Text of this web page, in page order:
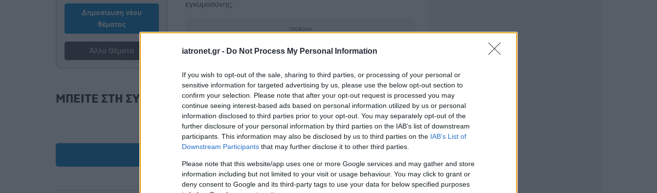
iatronet.gr - Do Not Process My Personal Information
If you wish to opt-out of the sale, sharing to third parties, or processing of your personal or
sensitive information for targeted advertising by us, please use the below opt-out section to
confirm your selection. Please note that after your opt-out request is processed you may
continue seeing interest-based ads based on personal information utilized by us or personal
information disclosed to third parties prior to your opt-out. You may separately opt-out of the
further disclosure of your personal information by third parties on the IAB’s list of downstream
participants. This information may also be disclosed by us to third parties on the IAB’s List of
Downstream Participants that may further disclose it to other third parties.
Please note that this website/app uses one or more Google services and may gather and store
information including but not limited to your visit or usage behaviour. You may click to grant or
deny consent to Google and its third-party tags to use your data for below specified purposes
Δημοσίευση νέου
θέματος
Άλλα Θέματα
εγκυμοσύνης;
ΜΠΕΙΤΕ ΣΤΗ ΣΥΖΗΤΗΣΗ
Loading...